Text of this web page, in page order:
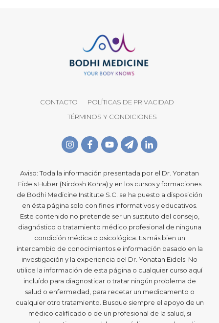
CONTACTO
POLÍTICAS DE PRIVACIDAD
TÉRMINOS Y CONDICIONES
Aviso: Toda la información presentada por el Dr. Yonatan
Eidels Huber (Nirdosh Kohra) y en los cursos y formaciones
de Bodhi Medicine Institute S.C. se ha puesto a disposición
en ésta página solo con fines informativos y educativos.
Este contenido no pretende ser un sustituto del consejo,
diagnóstico o tratamiento médico profesional de ninguna
condición médica o psicológica. Es más bien un
intercambio de conocimientos e información basado en la
investigación y la experiencia del Dr. Yonatan Eidels. No
utilice la información de esta página o cualquier curso aquí
incluído para diagnosticar o tratar ningún problema de
salud o enfermedad, para recetar un medicamento o
cualquier otro tratamiento. Busque siempre el apoyo de un
médico calificado o de un profesional de la salud, si